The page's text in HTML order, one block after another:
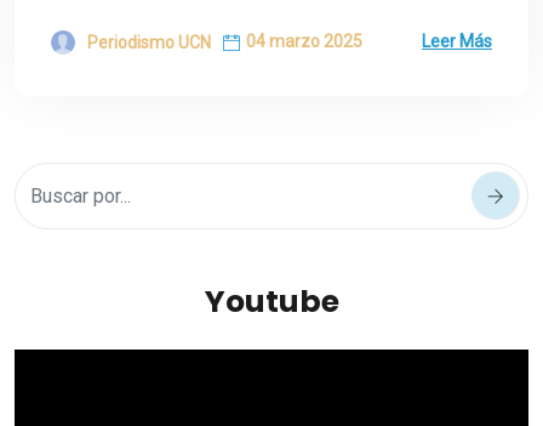
Periodismo UCN 04 marzo 2025 Leer Más
Youtube